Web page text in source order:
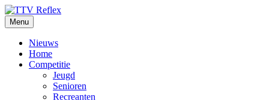
Ga
naar
de
inhoud
Menu
Nieuws
Home
Competitie
Jeugd
Senioren
Recreanten